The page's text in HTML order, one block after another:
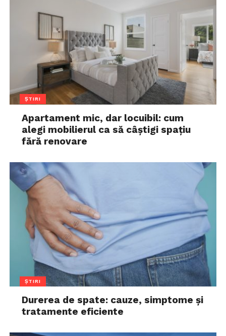
ȘTIRI
Apartament mic, dar locuibil: cum
alegi mobilierul ca să câștigi spațiu
fără renovare
ȘTIRI
Durerea de spate: cauze, simptome și
tratamente eficiente